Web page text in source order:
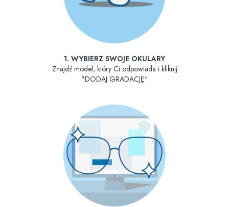
1. WYBIERZ SWOJE OKULARY
Znajdź model, który Ci odpowiada i kliknij
"DODAJ GRADACJĘ"